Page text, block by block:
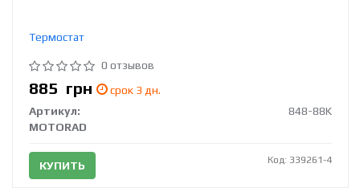
Термостат
0 отзывов
885 грн
срок 3 дн.
Артикул:
848-88K
MOTORAD
КУПИТЬ Код: 339261-4